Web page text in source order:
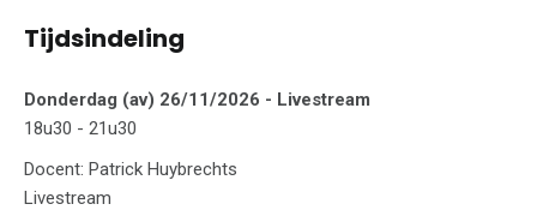
Tijdsindeling
Donderdag (av) 26/11/2026 - Livestream
18u30 - 21u30
Docent: Patrick Huybrechts
Livestream